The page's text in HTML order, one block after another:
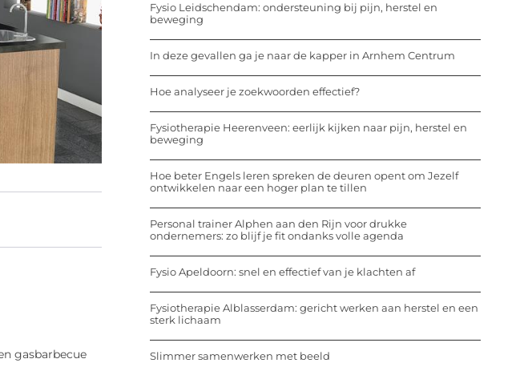
gasbarbecue
Fysio Leidschendam: ondersteuning bij pijn, herstel en
beweging
In deze gevallen ga je naar de kapper in Arnhem Centrum
Hoe analyseer je zoekwoorden effectief?
Fysiotherapie Heerenveen: eerlijk kijken naar pijn, herstel en
beweging
Hoe beter Engels leren spreken de deuren opent om Jezelf
ontwikkelen naar een hoger plan te tillen
Personal trainer Alphen aan den Rijn voor drukke
ondernemers: zo blijf je fit ondanks volle agenda
Fysio Apeldoorn: snel en effectief van je klachten af
Fysiotherapie Alblasserdam: gericht werken aan herstel en een
sterk lichaam
Slimmer samenwerken met beeld